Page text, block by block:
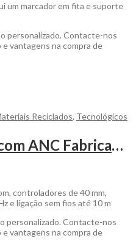
um marcador em fita e suporte
personalizado. Contacte-nos
vantagens na compra de
Reciclados, Tecnológicos
Auscultadores Bell com ANC Fabricados com Sustentabilidade, ABS e Metais Reciclados para ser Personalizado
controladores de 40 mm,
e ligação sem fios até 10 m
personalizado. Contacte-nos
vantagens na compra de